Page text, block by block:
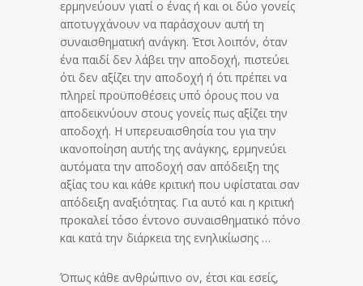
ερμηνεύουν γιατί ο ένας ή και οι δύο γονείς
αποτυγχάνουν να παράσχουν αυτή τη
συναισθηματική ανάγκη. Έτσι λοιπόν, όταν
ένα παιδί δεν λάβει την αποδοχή, πιστεύει
ότι δεν αξίζει την αποδοχή ή ότι πρέπει να
πληρεί προϋποθέσεις υπό όρους που να
αποδεικνύουν στους γονείς πως αξίζει την
αποδοχή. Η υπερευαισθησία του για την
ικανοποίηση αυτής της ανάγκης, ερμηνεύει
αυτόματα την αποδοχή σαν απόδειξη της
αξίας του και κάθε κριτική που υφίσταται σαν
απόδειξη αναξιότητας. Για αυτό και η κριτική
προκαλεί τόσο έντονο συναισθηματικό πόνο
και κατά την διάρκεια της ενηλικίωσης …
Όπως κάθε ανθρώπινο ον, έτσι και εσείς,